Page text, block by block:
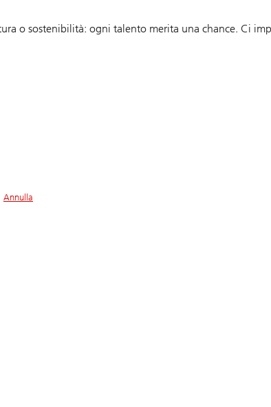
o sostenibilità: ogni talento merita una chance. Ci
Annulla